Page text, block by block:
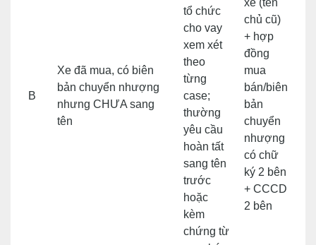
B
Xe đã mua, có biên
bản chuyển nhượng
nhưng CHƯA sang
tên
tổ chức
cho vay
xem xét
theo
từng
case;
thường
yêu cầu
hoàn tất
sang tên
trước
hoặc
kèm
chứng từ
chủ cũ)
+ hợp
đồng
mua
bán/biên
bản
chuyển
nhượng
có chữ
ký 2 bên
+ CCCD
2 bên